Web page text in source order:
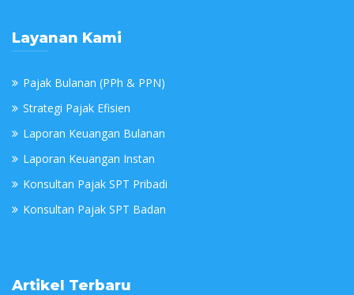
Layanan Kami
Pajak Bulanan (PPh & PPN)
Strategi Pajak Efisien
Laporan Keuangan Bulanan
Laporan Keuangan Instan
Konsultan Pajak SPT Pribadi
Konsultan Pajak SPT Badan
Artikel Terbaru